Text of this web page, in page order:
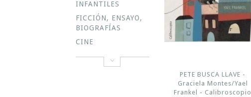
INFANTILES
FICCIÓN, ENSAYO,
BIOGRAFÍAS
CINE
PETE BUSCA LLAVE -
Graciela Montes/Yael
Frankel - Calibroscopio